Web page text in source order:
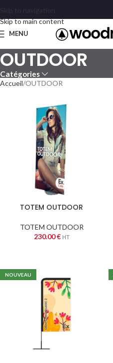
Skip to main content
MENU
OUTDOOR
Catégories
Accueil OUTDOOR
TOTEM OUTDOOR
TOTEM OUTDOOR
230.00€ HT
NOUVEAU